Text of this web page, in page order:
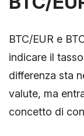
BTC/EUR e
indicare il
differenza sta
valute, ma
concetto di